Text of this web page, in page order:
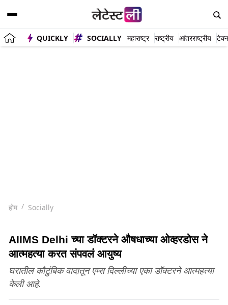
QUICKLY SOCIALLY महाराष्ट्र राष्ट्रीय आंतरराष्ट्रीय
होम Socially
AIIMS Delhi च्या डॉक्टरने औषधाच्या ओव्हरडोस ने
आत्महत्या करत संपवलं आयुष्य
घरातील कौटुंबिक वादातून एम्स दिल्लीच्या एका डॉक्टरने आत्महत्या
केली आहे.